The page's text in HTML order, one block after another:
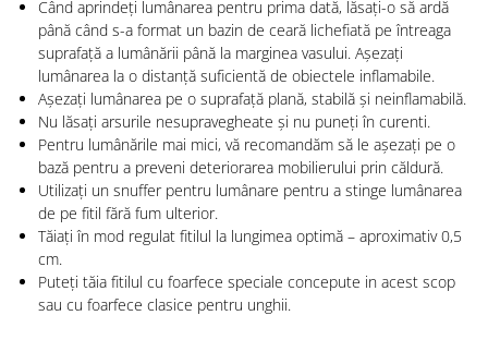
Când aprindeți lumânarea pentru prima dată, lăsați-o să ardă
până când s-a format un bazin de ceară lichefiată pe întreaga
suprafață a lumânării până la marginea vasului. Așezați
lumânarea la o distanță suficientă de obiectele inflamabile.
Așezați lumânarea pe o suprafață plană, stabilă și neinflamabilă.
Nu lăsați arsurile nesupravegheate și nu puneți în curenti.
Pentru lumânările mai mici, vă recomandăm să le așezați pe o
bază pentru a preveni deteriorarea mobilierului prin căldură.
Utilizați un snuffer pentru lumânare pentru a stinge lumânarea
de pe fitil fără fum ulterior.
Tăiați în mod regulat fitilul la lungimea optimă – aproximativ 0,5
cm.
Puteți tăia fitilul cu foarfece speciale concepute in acest scop
sau cu foarfece clasice pentru unghii.